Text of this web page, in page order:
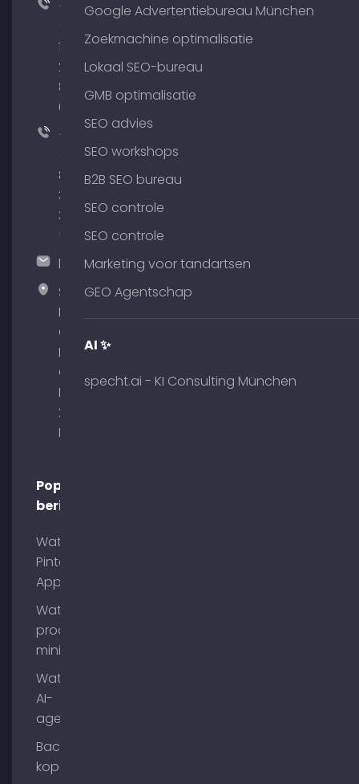
+49
176
204
801
64
+49
89
380
375
hallo@timospecht.de
Specht
Marketing
GmbH –
Palais am
Obelisk
Briennerstr.
29 80333
München
Populaire
berichten
Wat is
Pinterest
App?
Wat is
process
mining?
Wat zijn
AI-
agenten?
Backlinks
kopen
Google Advertentiebureau München
Zoekmachine optimalisatie
Lokaal SEO-bureau
GMB optimalisatie
SEO advies
SEO workshops
B2B SEO bureau
SEO controle
SEO controle
Marketing voor tandartsen
GEO Agentschap
AI ✨
specht.ai - KI Consulting München